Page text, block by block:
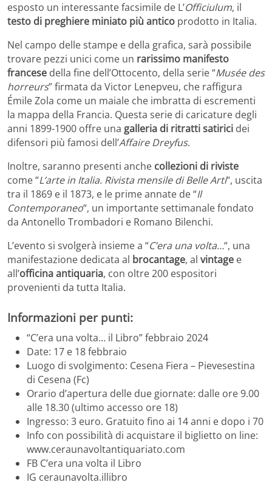
esposto un interessante facsimile de L’Officiulum, il
testo di preghiere miniato più antico prodotto in Italia.
Nel campo delle stampe e della grafica, sarà possibile
trovare pezzi unici come un rarissimo manifesto
francese della fine dell’Ottocento, della serie “Musée des
horreurs” firmata da Victor Lenepveu, che raffigura
Émile Zola come un maiale che imbratta di escrementi
la mappa della Francia. Questa serie di caricature degli
anni 1899-1900 offre una galleria di ritratti satirici dei
difensori più famosi dell’Affaire Dreyfus.
Inoltre, saranno presenti anche collezioni di riviste
come “L’arte in Italia. Rivista mensile di Belle Arti“, uscita
tra il 1869 e il 1873, e le prime annate de “Il
Contemporaneo“, un importante settimanale fondato
da Antonello Trombadori e Romano Bilenchi.
L’evento si svolgerà insieme a “C’era una volta…“, una
manifestazione dedicata al brocantage, al vintage e
all’officina antiquaria, con oltre 200 espositori
provenienti da tutta Italia.
Informazioni per punti:
“C’era una volta… il Libro” febbraio 2024
Date: 17 e 18 febbraio
Luogo di svolgimento: Cesena Fiera – Pievesestina
di Cesena (Fc)
Orario d’apertura delle due giornate: dalle ore 9.00
alle 18.30 (ultimo accesso ore 18)
Ingresso: 3 euro. Gratuito fino ai 14 anni e dopo i 70
Info con possibilità di acquistare il biglietto on line:
www.ceraunavoltantiquariato.com
FB C’era una volta il Libro
IG ceraunavolta.illibro